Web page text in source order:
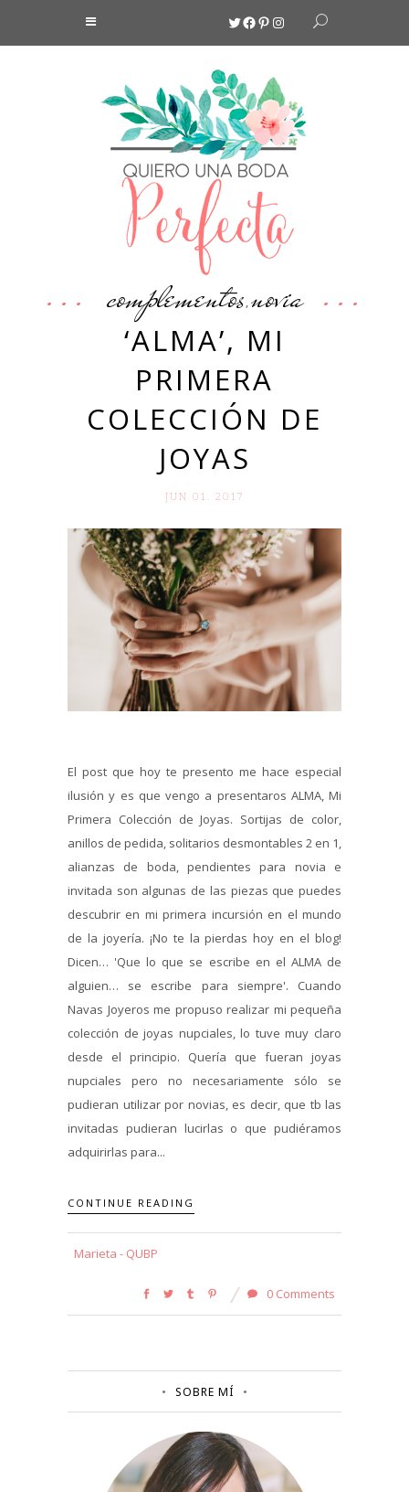
Twitter
Facebook
Pinterest
Instagram
complementos,novia
‘ALMA’, MI
PRIMERA
COLECCIÓN DE
JOYAS
JUN 01. 2017
El post que hoy te presento me hace especial
ilusión y es que vengo a presentaros ALMA, Mi
Primera Colección de Joyas. Sortijas de color,
anillos de pedida, solitarios desmontables 2 en 1,
alianzas de boda, pendientes para novia e
invitada son algunas de las piezas que puedes
descubrir en mi primera incursión en el mundo
de la joyería. ¡No te la pierdas hoy en el blog!
Dicen… 'Que lo que se escribe en el ALMA de
alguien… se escribe para siempre'. Cuando
Navas Joyeros me propuso realizar mi pequeña
colección de joyas nupciales, lo tuve muy claro
desde el principio. Quería que fueran joyas
nupciales pero no necesariamente sólo se
pudieran utilizar por novias, es decir, que tb las
invitadas pudieran lucirlas o que pudiéramos
adquirirlas para...
CONTINUE READING
Marieta - QUBP
0 Comments
SOBRE MÍ